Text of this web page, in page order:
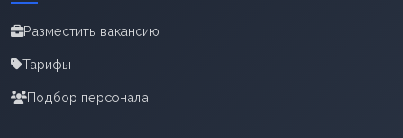
Разместить вакансию
Тарифы
Подбор персонала